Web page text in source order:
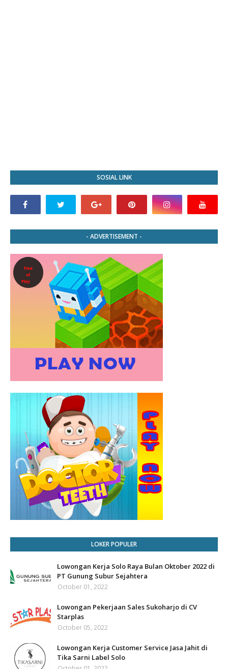
SOSIAL LINK
- ADVERTISEMENT -
LOKER POPULER
Lowongan Kerja Solo Raya Bulan Oktober 2022 di
PT Gunung Subur Sejahtera
October 01, 2022
Lowongan Pekerjaan Sales Sukoharjo di CV
Starplas
October 05, 2022
Lowongan Kerja Customer Service Jasa Jahit di
Tika Sarni Label Solo